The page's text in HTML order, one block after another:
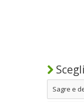
Sagre e